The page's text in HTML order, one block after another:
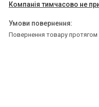
Компанія тимчасово не
повернення товару протягом